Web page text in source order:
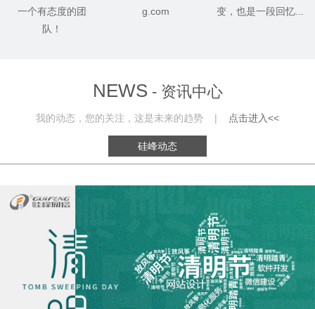
一个有态度的团
队！
g.com
变，也是一段回忆...
NEWS - 资讯中心
我的动态，您的关注，这是未来的趋势 | 点击进入<<
硅峰动态